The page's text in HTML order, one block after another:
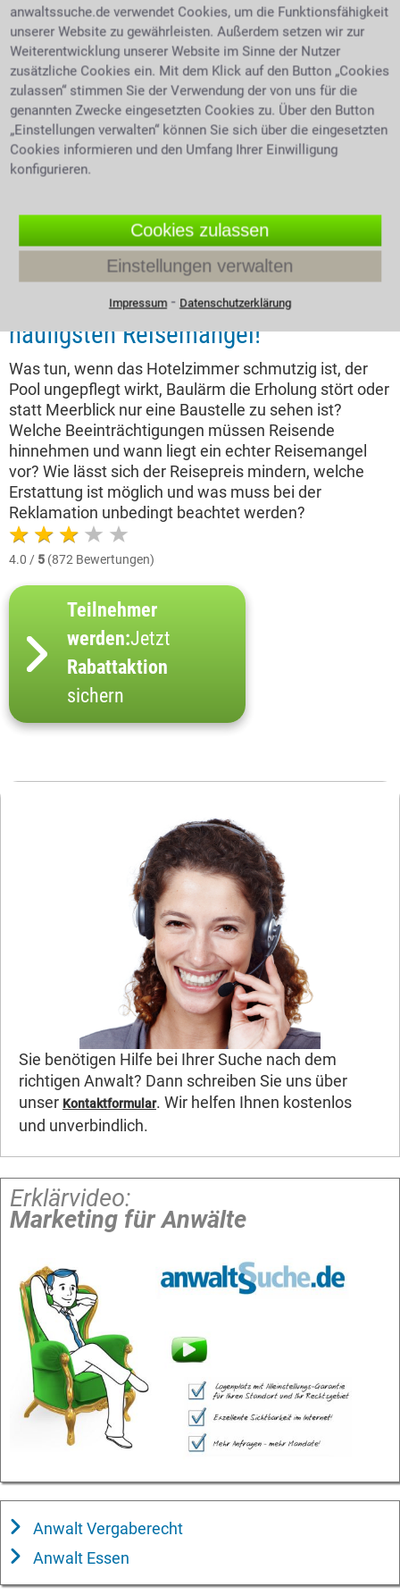
Expertentipp vom 03.08.2026
Reisepreis mindern – die 10
häufigsten Reisemängel!
Was tun, wenn das Hotelzimmer schmutzig ist, der
Pool ungepflegt wirkt, Baulärm die Erholung stört oder
statt Meerblick nur eine Baustelle zu sehen ist?
Welche Beeinträchtigungen müssen Reisende
hinnehmen und wann liegt ein echter Reisemangel
vor? Wie lässt sich der Reisepreis mindern, welche
Erstattung ist möglich und was muss bei der
Reklamation unbedingt beachtet werden?
4.0 / 5 (872 Bewertungen)
Teilnehmer
werden:Jetzt
Rabattaktion
sichern
Sie benötigen Hilfe bei Ihrer Suche nach dem
richtigen Anwalt? Dann schreiben Sie uns über
unser Kontaktformular. Wir helfen Ihnen kostenlos
und unverbindlich.
Erklärvideo:
Marketing für Anwälte
Anwalt Vergaberecht
Anwalt Essen
anwaltssuche.de verwendet Cookies, um die Funktionsfähigkeit
unserer Website zu gewährleisten. Außerdem setzen wir zur
Weiterentwicklung unserer Website im Sinne der Nutzer
zusätzliche Cookies ein. Mit dem Klick auf den Button „Cookies
zulassen“ stimmen Sie der Verwendung der von uns für die
genannten Zwecke eingesetzten Cookies zu. Über den Button
„Einstellungen verwalten“ können Sie sich über die eingesetzten
Cookies informieren und den Umfang Ihrer Einwilligung
konfigurieren.
Cookies zulassen
Einstellungen verwalten
Impressum⁃ Datenschutzerklärung